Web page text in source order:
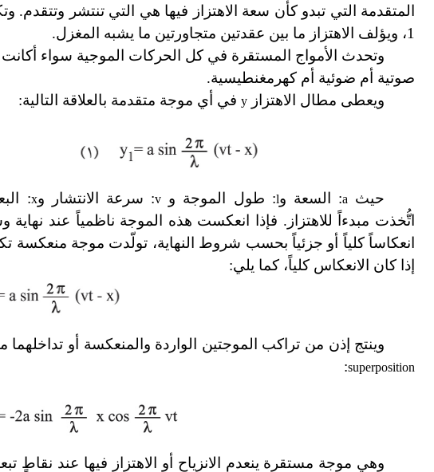
المتقدمة التي تبدو كأن سعة الاهتزاز فيها هي التي تنتشر
1، ويؤلف الاهتزاز ما بين عقدتين متجاورتين ما يشبه المغزل.
وتحدث الأمواج المستقرة في كل الحركات الموجية سواء أكانت
صوتية أم ضوئية أم كهرمغنطيسية.
ويعطى مطال الاهتزاز yفي أي موجة متقدمة بالعلاقة التالية:
حيث a: السعة وl: طول الموجة و v: سرعة الانتشار وx
:
اتُّخذت مبدءاً للاهتزاز. فإذا انعكست هذه الموجة ناظمياً عند نهاية
انعكاساً كلياً أو جزئياً بحسب شروط النهاية، تولّدت موجة منعكسة
إذا كان الانعكاس كلياً، كما يلي:
وينتج إذن من تراكب الموجتين الواردة والمنعكسة أو تداخلهما
superposition
:
وهي موجة مستقرة ينعدم الانزياح أو الاهتزاز فيها عند نقاطٍ